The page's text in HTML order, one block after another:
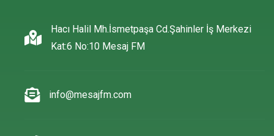
Hacı Halil Mh.İsmetpaşa Cd.Şahinler İş Merkezi
Kat:6 No:10 Mesaj FM
info@mesajfm.com